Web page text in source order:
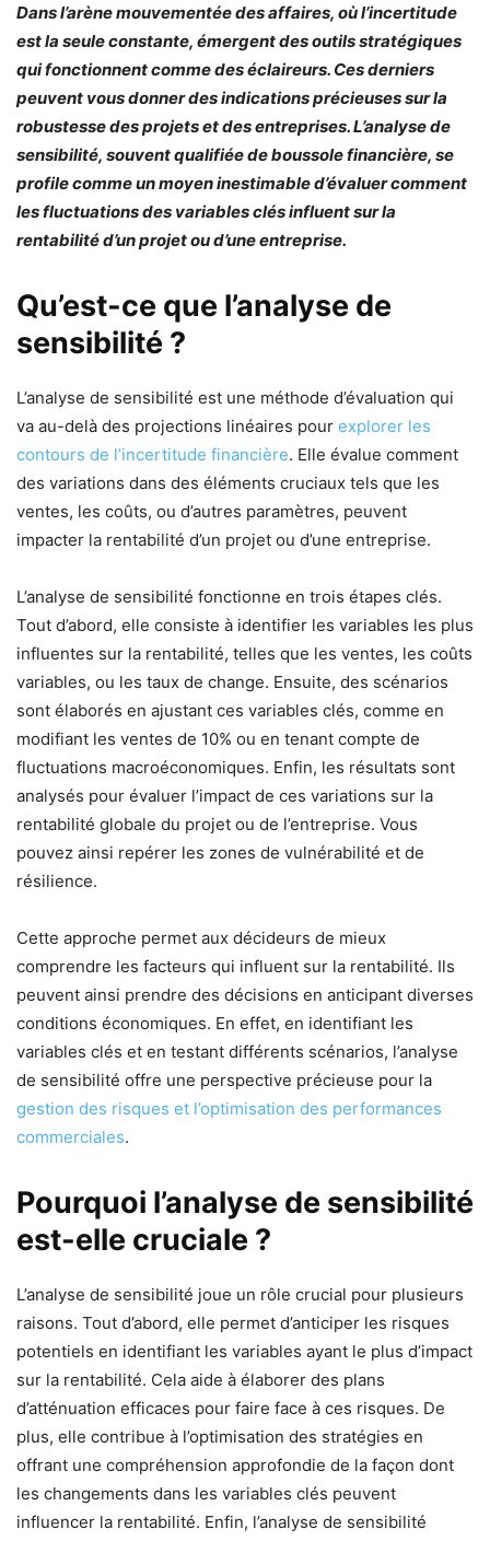
Dans l’arène mouvementée des affaires, où l’incertitude
est la seule constante, émergent des outils stratégiques
qui fonctionnent comme des éclaireurs. Ces derniers
peuvent vous donner des indications précieuses sur la
robustesse des projets et des entreprises. L’analyse de
sensibilité, souvent qualifiée de boussole financière, se
profile comme un moyen inestimable d’évaluer comment
les fluctuations des variables clés influent sur la
rentabilité d’un projet ou d’une entreprise.
Qu’est-ce que l’analyse de
sensibilité ?
L’analyse de sensibilité est une méthode d’évaluation qui
va au-delà des projections linéaires pour explorer les
contours de l’incertitude financière. Elle évalue comment
des variations dans des éléments cruciaux tels que les
ventes, les coûts, ou d’autres paramètres, peuvent
impacter la rentabilité d’un projet ou d’une entreprise.
L’analyse de sensibilité fonctionne en trois étapes clés.
Tout d’abord, elle consiste à identifier les variables les plus
influentes sur la rentabilité, telles que les ventes, les coûts
variables, ou les taux de change. Ensuite, des scénarios
sont élaborés en ajustant ces variables clés, comme en
modifiant les ventes de 10% ou en tenant compte de
fluctuations macroéconomiques. Enfin, les résultats sont
analysés pour évaluer l’impact de ces variations sur la
rentabilité globale du projet ou de l’entreprise. Vous
pouvez ainsi repérer les zones de vulnérabilité et de
résilience.
Cette approche permet aux décideurs de mieux
comprendre les facteurs qui influent sur la rentabilité. Ils
peuvent ainsi prendre des décisions en anticipant diverses
conditions économiques. En effet, en identifiant les
variables clés et en testant différents scénarios, l’analyse
de sensibilité offre une perspective précieuse pour la
gestion des risques et l’optimisation des performances
commerciales.
Pourquoi l’analyse de sensibilité
est-elle cruciale ?
L’analyse de sensibilité joue un rôle crucial pour plusieurs
raisons. Tout d’abord, elle permet d’anticiper les risques
potentiels en identifiant les variables ayant le plus d’impact
sur la rentabilité. Cela aide à élaborer des plans
d’atténuation efficaces pour faire face à ces risques. De
plus, elle contribue à l’optimisation des stratégies en
offrant une compréhension approfondie de la façon dont
les changements dans les variables clés peuvent
influencer la rentabilité. Enfin, l’analyse de sensibilité